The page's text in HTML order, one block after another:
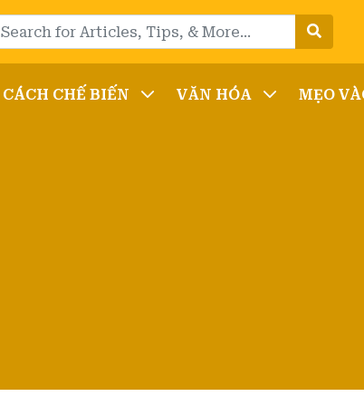
CÁCH CHẾ BIẾN VĂN HÓA MẸO